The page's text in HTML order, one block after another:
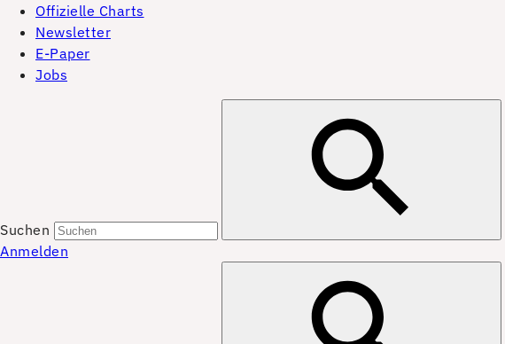
Offizielle Charts
Newsletter
E-Paper
Jobs
Suchen
Anmelden